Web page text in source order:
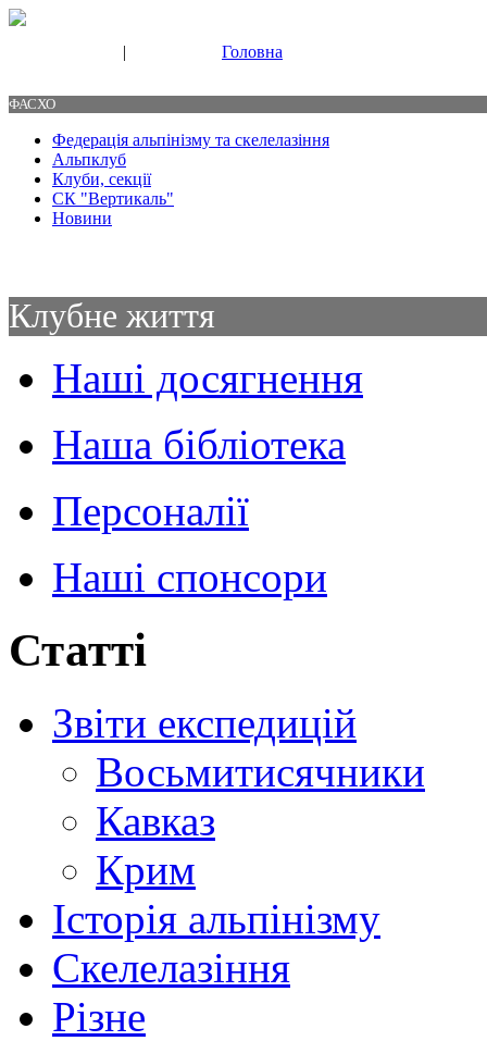
| Головна
ФАСХО
Федерація альпінізму та скелелазіння
Альпклуб
Клуби, секції
СК "Вертикаль"
Новини
Клубне життя
Наші досягнення
Наша бібліотека
Персоналії
Наші спонсори
Статті
Звіти експедицій
Восьмитисячники
Кавказ
Крим
Історія альпінізму
Скелелазіння
Різне